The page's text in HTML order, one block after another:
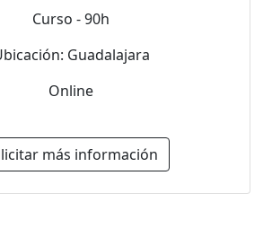
Curso - 90h
Guadalajara
Online
más información